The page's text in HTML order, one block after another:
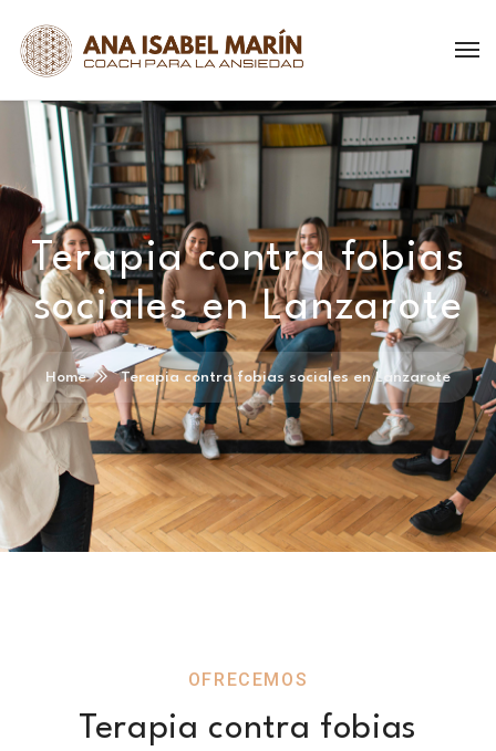
Terapia contra fobias
sociales en Lanzarote
Home Terapia contra fobias sociales en Lanzarote
OFRECEMOS
Terapia contra fobias